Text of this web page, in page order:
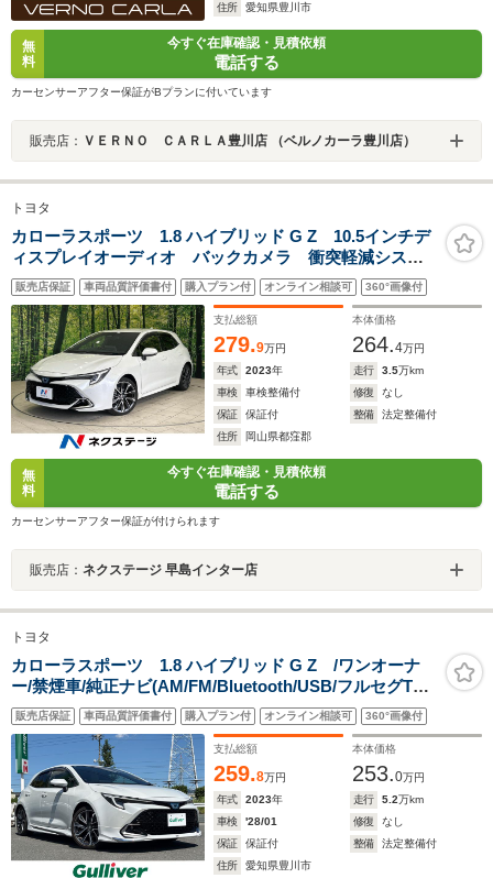
住所
愛知県豊川市
無
料
今すぐ在庫確認・見積依頼
電話する
カーセンサーアフター保証がBプランに付いています
販売店： ＶＥＲＮＯ ＣＡＲＬＡ豊川店 （ベルノカーラ豊川店）
トヨタ
カローラスポーツ 1.8 ハイブリッド G Z 10.5インチデ
ィスプレイオーディオ バックカメラ 衝突軽減システ
ム 禁煙車 シートヒーター LEDヘッドライト レー
ダークルーズコントロール クリアランスソナー 純正
18インチアルミホイール
販売店保証 車両品質評価書付 購入プラン付 オンライン相談可 360°画像付
支払総額
279.9万円
本体価格
264.4万円
年式
2023年 走行 3.5万km
車検
車検整備付 修復
なし
保証
保証付 整備
法定整備付
住所
岡山県都窪郡
無
料
今すぐ在庫確認・見積依頼
電話する
カーセンサーアフター保証が付けられます
販売店： ネクステージ 早島インター店
トヨタ
カローラスポーツ 1.8 ハイブリッド G Z /ワンオーナ
ー/禁煙車/純正ナビ(AM/FM/Bluetooth/USB/フルセグTV)/
バックカメラ/レーダークルーズコントロール/ビルトイン
ETC2.0/モデリスタエアロ/ステアリングヒーター/D+Nシ
ートヒート/プリクラッシュ
販売店保証 車両品質評価書付 購入プラン付 オンライン相談可 360°画像付
支払総額
259.8万円
本体価格
253.0万円
年式
2023年 走行 5.2万km
車検
'28/01 修復
なし
保証
保証付 整備
法定整備付
住所
愛知県豊川市